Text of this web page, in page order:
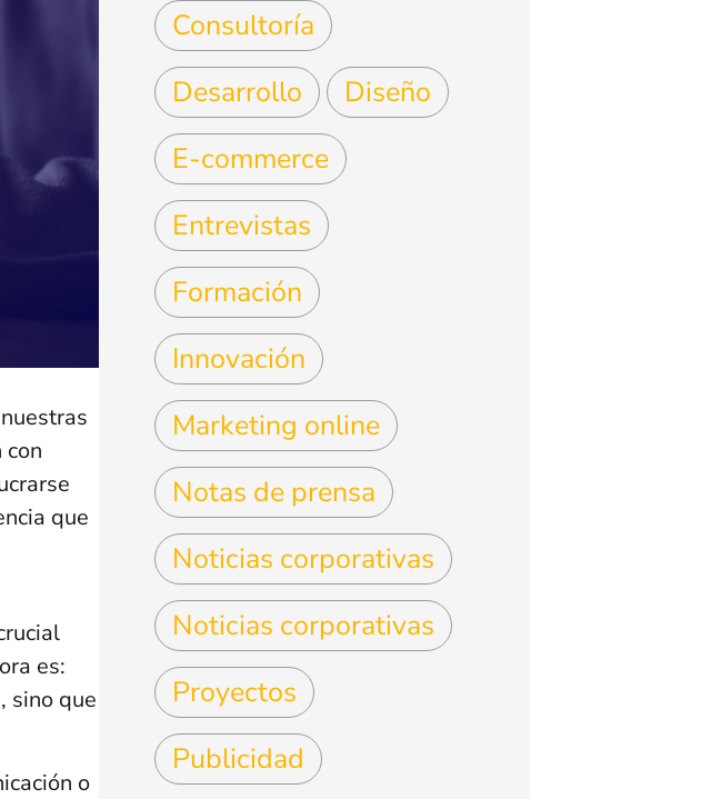
que
es:
sino que
o
Consultoría
Desarrollo
Diseño
E-commerce
Entrevistas
Formación
Innovación
Marketing online
Notas de prensa
Noticias corporativas
Noticias corporativas
Proyectos
Publicidad